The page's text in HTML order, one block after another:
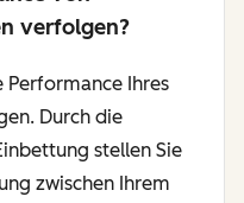
verfolgen?
Performance Ihres
Durch die
stellen Sie
zwischen Ihrem